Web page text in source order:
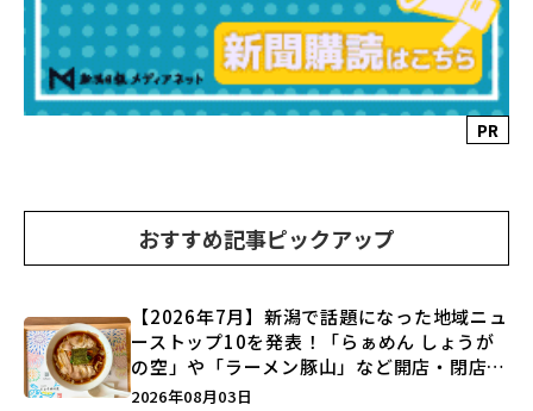
PR
おすすめ記事ピックアップ
【2026年7月】新潟で話題になった地域ニュ
ーストップ10を発表！「らぁめん しょうが
の空」や「ラーメン豚山」など開店・閉店の
注目記事をランキングでご紹介♪
2026年08月03日